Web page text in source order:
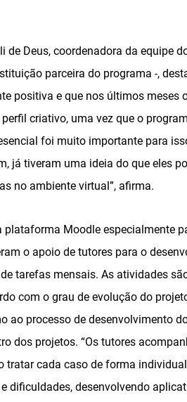
Deus, coordenadora da equipe
parceira do programa -,
positiva e que nos últimos meses
criativo, uma vez que o
foi muito importante para
já tiveram uma ideia do que eles
no ambiente virtual”, afirma.
Moodle especialmente
o apoio de tutores para o
tarefas mensais. As atividades
com o grau de evolução do
ao processo de desenvolvimento
dos projetos. “Os tutores
tratar cada caso de forma
dificuldades, desenvolvendo